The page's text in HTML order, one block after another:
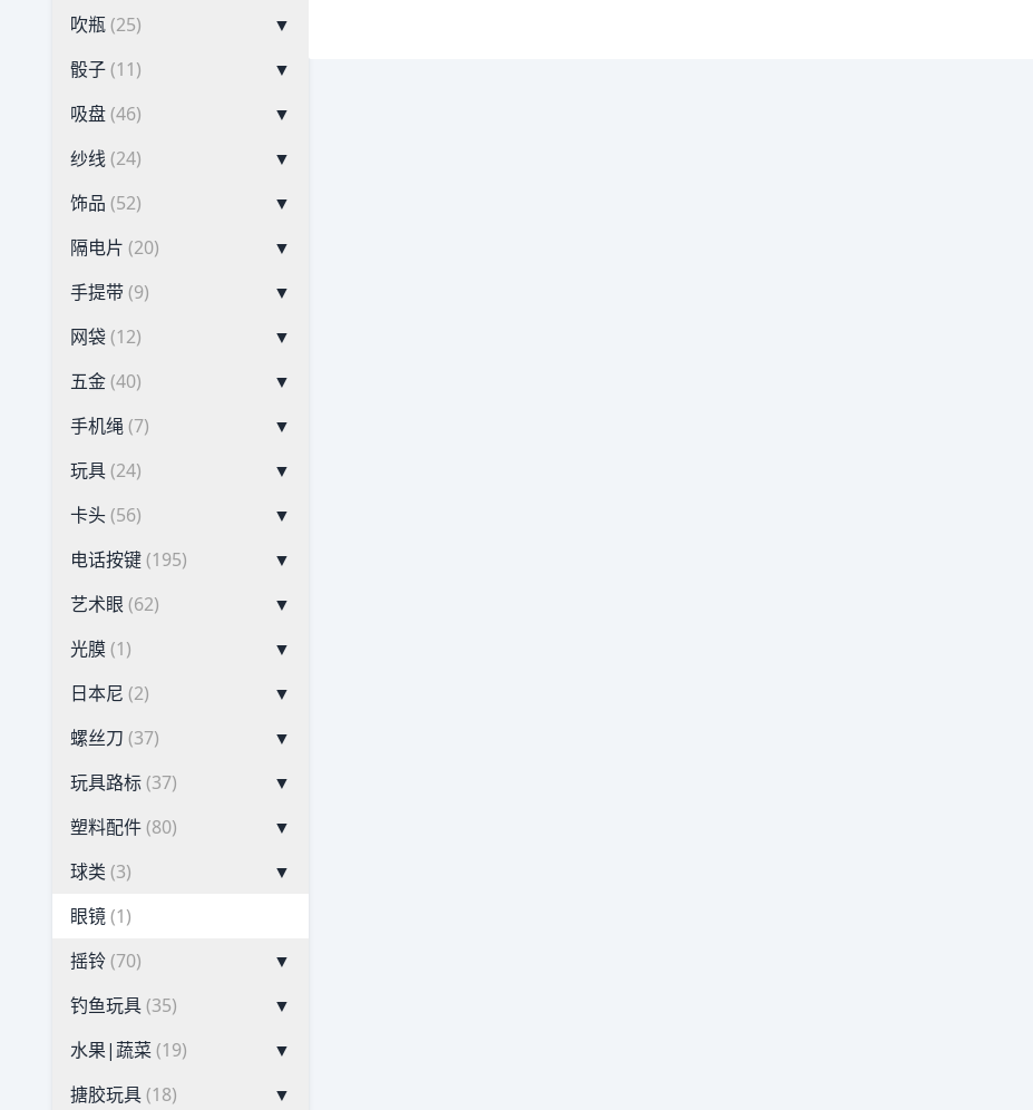
吹瓶(25)
▼
骰子(11)
▼
吸盘(46)
▼
纱线(24)
▼
饰品 (52)
▼
隔电片 (20)
▼
手提带(9)
▼
网袋(12)
▼
五金(40)
▼
手机绳(7)
▼
玩具(24)
▼
卡头(56)
▼
电话按键(195)
▼
艺术眼 (62)
▼
光膜(1)
▼
日本尼 (2)
▼
螺丝刀 (37)
▼
玩具路标(37)
▼
塑料配件(80)
▼
球类 (3)
▼
眼镜(1)
摇铃(70)
▼
钓鱼玩具(35)
▼
水果|蔬菜(19)
▼
搪胶玩具(18) ▼